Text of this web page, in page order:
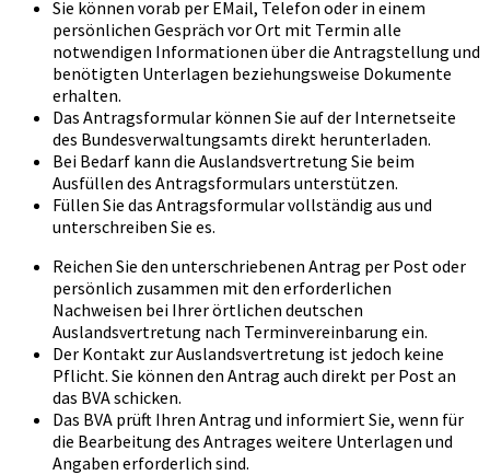
Sie können vorab per EMail, Telefon oder in einem
persönlichen Gespräch vor Ort mit Termin alle
notwendigen Informationen über die Antragstellung und
benötigten Unterlagen beziehungsweise Dokumente
erhalten.
Das Antragsformular können Sie auf der Internetseite
des Bundesverwaltungsamts direkt herunterladen.
Bei Bedarf kann die Auslandsvertretung Sie beim
Ausfüllen des Antragsformulars unterstützen.
Füllen Sie das Antragsformular vollständig aus und
unterschreiben Sie es.
Reichen Sie den unterschriebenen Antrag per Post oder
persönlich zusammen mit den erforderlichen
Nachweisen bei Ihrer örtlichen deutschen
Auslandsvertretung nach Terminvereinbarung ein.
Der Kontakt zur Auslandsvertretung ist jedoch keine
Pflicht. Sie können den Antrag auch direkt per Post an
das BVA schicken.
Das BVA prüft Ihren Antrag und informiert Sie, wenn für
die Bearbeitung des Antrages weitere Unterlagen und
Angaben erforderlich sind.